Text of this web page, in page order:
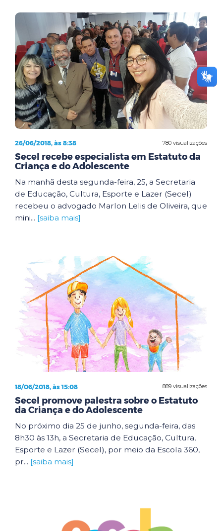
780 visualizações
26/06/2018, às 8:38
Secel recebe especialista em Estatuto da
Criança e do Adolescente
Na manhã desta segunda-feira, 25, a Secretaria
de Educação, Cultura, Esporte e Lazer (Secel)
recebeu o advogado Marlon Lelis de Oliveira, que
mini... [saiba mais]
889 visualizações
18/06/2018, às 15:08
Secel promove palestra sobre o Estatuto
da Criança e do Adolescente
No próximo dia 25 de junho, segunda-feira, das
8h30 às 13h, a Secretaria de Educação, Cultura,
Esporte e Lazer (Secel), por meio da Escola 360,
pr... [saiba mais]